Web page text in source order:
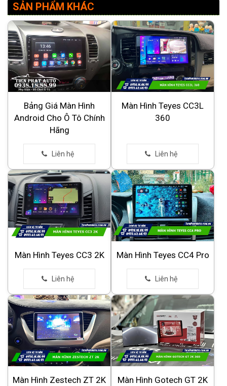
SẢN PHẨM KHÁC
Bảng Giá Màn Hình
Android Cho Ô Tô Chính
Hãng
Màn Hình Teyes CC3L
360
Màn Hình Teyes CC3 2K Màn Hình Teyes CC4 Pro
Màn Hình Zestech ZT 2K
Màn Hình Gotech GT 2K